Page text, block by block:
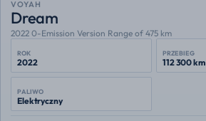
VOYAH
Dream
2022 0-Emission Version Range of 475 km
ROK
2022
PRZEBIEG
112 300 km
PALIWO
Elektryczny